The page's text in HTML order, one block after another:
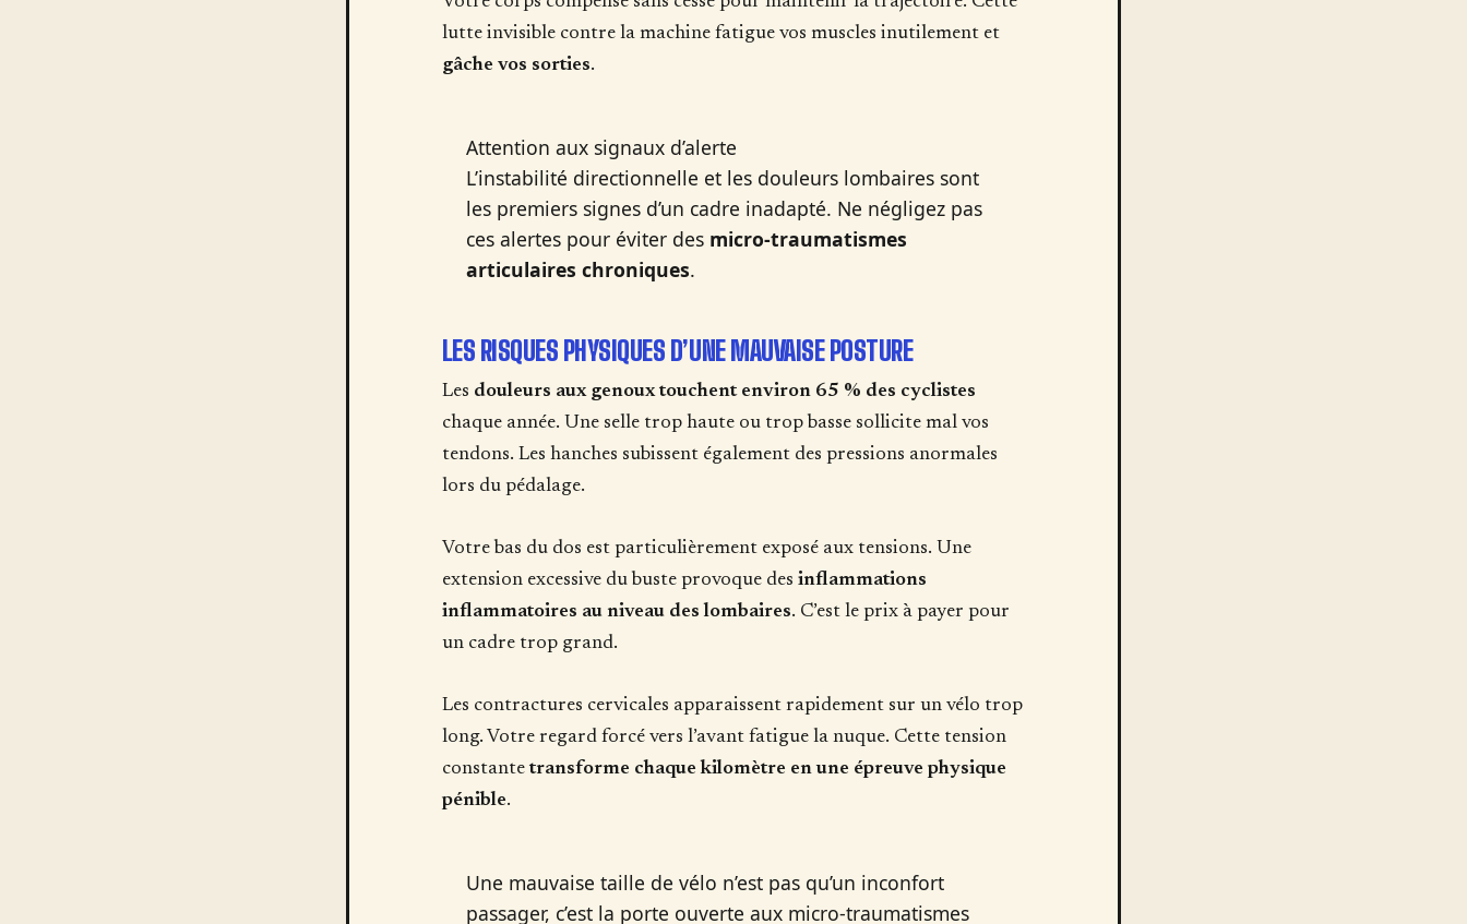
lutte invisible contre la machine fatigue vos muscles inutilement et
gâche vos sorties.
Attention aux signaux d’alerte
L’instabilité directionnelle et les douleurs lombaires sont
les premiers signes d’un cadre inadapté. Ne négligez pas
ces alertes pour éviter des micro-traumatismes
articulaires chroniques.
LES RISQUES PHYSIQUES D’UNE MAUVAISE POSTURE
Les douleurs aux genoux touchent environ 65 % des cyclistes
chaque année. Une selle trop haute ou trop basse sollicite mal vos
tendons. Les hanches subissent également des pressions anormales
lors du pédalage.
Votre bas du dos est particulièrement exposé aux tensions. Une
extension excessive du buste provoque des inflammations
inflammatoires au niveau des lombaires. C’est le prix à payer pour
un cadre trop grand.
Les contractures cervicales apparaissent rapidement sur un vélo trop
long. Votre regard forcé vers l’avant fatigue la nuque. Cette tension
constante transforme chaque kilomètre en une épreuve physique
pénible.
Une mauvaise taille de vélo n’est pas qu’un inconfort
passager, c’est la porte ouverte aux micro-traumatismes